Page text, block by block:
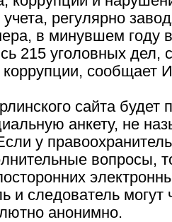
учета, регулярно
в минувшем году
215 уголовных дел,
коррупции,
сайта будет
анкету, не
у
вопросы,
и следователь могут
анонимно.